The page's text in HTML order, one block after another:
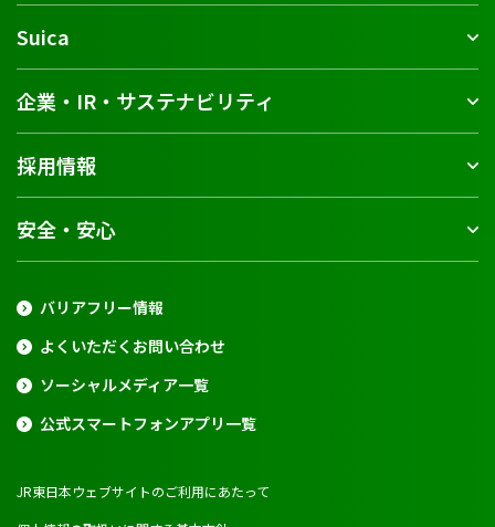
Suica
企業・IR・サステナビリティ
採用情報
安全・安心
バリアフリー情報
よくいただくお問い合わせ
ソーシャルメディア一覧
公式スマートフォンアプリ一覧
JR東日本ウェブサイトのご利用にあたって